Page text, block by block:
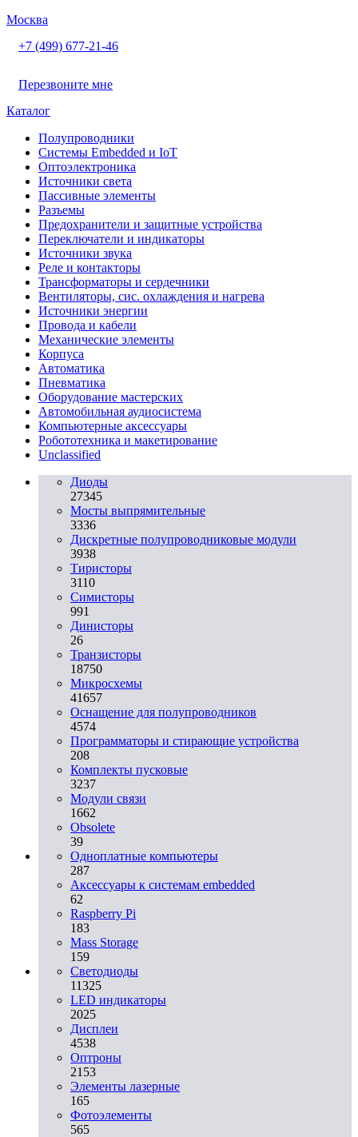
Москва
+7 (499) 677-21-46
Перезвоните мне
Каталог
Полупроводники
Системы Embedded и IoT
Oптоэлектроника
Источники света
Пассивные элементы
Разъeмы
Предохранители и защитные устройства
Переключатели и индикаторы
Источники звука
Реле и контакторы
Трансформаторы и сердечники
Вентиляторы, сис. охлаждения и нагрева
Источники энергии
Провода и кабели
Механические элементы
Корпуса
Автоматика
Пневматика
Оборудование мастерских
Автомобильная аудиосистема
Компьютерные аксессуары
Робототехника и макетирование
Unclassified
Диоды
27345
Мосты выпрямительные
3336
Дискретные полупроводниковые модули
3938
Тиристоры
3110
Симисторы
991
Динисторы
26
Транзисторы
18750
Микросхемы
41657
Оснащение для полупроводников
4574
Программаторы и стирающие устройства
208
Комплекты пусковые
3237
Модули связи
1662
Obsolete
39
Одноплатные компьютеры
287
Аксессуары к системам embedded
62
Raspberry Pi
183
Mass Storage
159
Светодиоды
11325
LED индикаторы
2025
Дисплеи
4538
Оптроны
2153
Элементы лазерные
165
Фотоэлементы
565